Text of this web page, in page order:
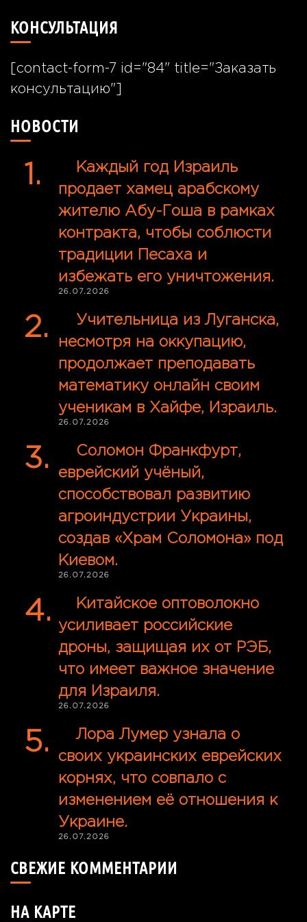
КОНСУЛЬТАЦИЯ
[contact-form-7 id="84" title="Заказать
консультацию"]
НОВОСТИ
Каждый год Израиль
продает хамец арабскому
жителю Абу-Гоша в рамках
контракта, чтобы соблюсти
традиции Песаха и
избежать его уничтожения.
26.07.2026
Учительница из Луганска,
несмотря на оккупацию,
продолжает преподавать
математику онлайн своим
ученикам в Хайфе, Израиль.
26.07.2026
Соломон Франкфурт,
еврейский учёный,
способствовал развитию
агроиндустрии Украины,
создав «Храм Соломона» под
Киевом.
26.07.2026
Китайское оптоволокно
усиливает российские
дроны, защищая их от РЭБ,
что имеет важное значение
для Израиля.
26.07.2026
Лора Лумер узнала о
своих украинских еврейских
корнях, что совпало с
изменением её отношения к
Украине.
26.07.2026
СВЕЖИЕ КОММЕНТАРИИ
НА КАРТЕ